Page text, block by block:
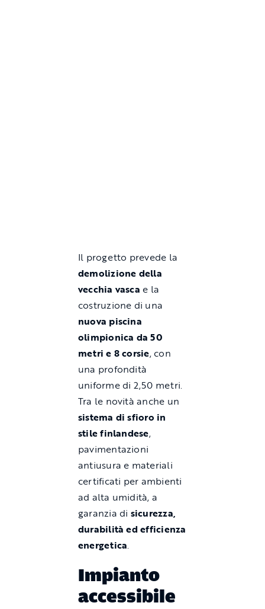
Il progetto prevede la
demolizione della
vecchia vasca e la
costruzione di una
nuova piscina
olimpionica da 50
metri e 8 corsie, con
una profondità
uniforme di 2,50 metri.
Tra le novità anche un
sistema di sfioro in
stile finlandese,
pavimentazioni
antiusura e materiali
certificati per ambienti
ad alta umidità, a
garanzia di sicurezza,
durabilità ed efficienza
energetica.
Impianto
accessibile